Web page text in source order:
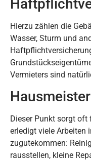
Hierzu zählen die
Wasser, Sturm und
Vermieters sind
Dieser Punkt sorgt oft
erledigt viele Arbeiten
zugutekommen:
rausstellen, kleine